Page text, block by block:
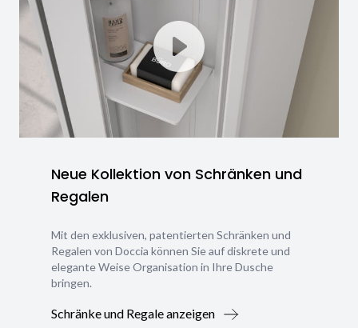
Neue Kollektion von Schränken und
Regalen
Mit den exklusiven, patentierten Schränken und
Regalen von Doccia können Sie auf diskrete und
elegante Weise Organisation in Ihre Dusche
bringen.
Schränke und Regale anzeigen